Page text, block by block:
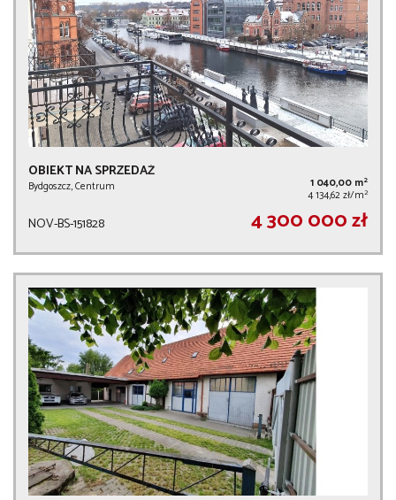
OBIEKT NA SPRZEDAŻ
Bydgoszcz, Centrum 1 040,00 m2
4 134,62 zł/m2
NOV-BS-151828 4 300 000 zł